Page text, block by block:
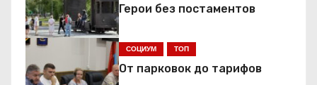
и
я
п
Герои без постаментов
СОЦИУМ ТОП
От парковок до тарифов